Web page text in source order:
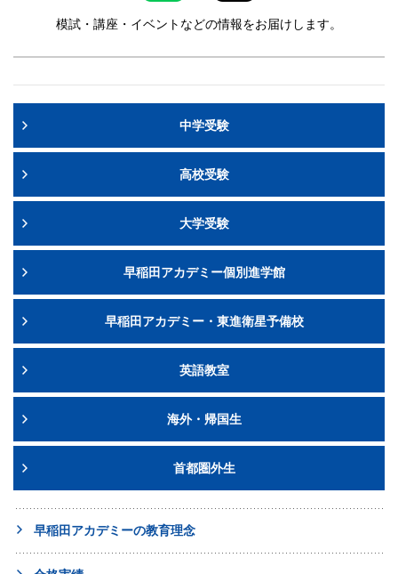
模試・講座・イベントなどの情報をお届けします。
中学受験
高校受験
大学受験
早稲田アカデミー個別進学館
早稲田アカデミー・東進衛星予備校
英語教室
海外・帰国生
首都圏外生
早稲田アカデミーの教育理念